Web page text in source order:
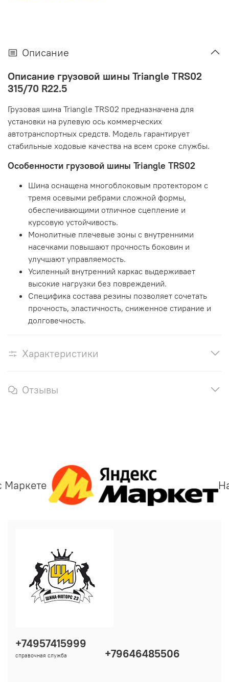
Описание
Описание грузовой шины Triangle TRS02
315/70 R22.5
Грузовая шина Triangle TRS02 предназначена для
установки на рулевую ось коммерческих
автотранспортных средств. Модель гарантирует
стабильные ходовые качества на всем сроке службы.
Особенности грузовой шины Triangle TRS02
Шина оснащена многоблоковым протектором с
тремя осевыми ребрами сложной формы,
обеспечивающими отличное сцепление и
курсовую устойчивость.
Монолитные плечевые зоны с внутренними
насечками повышают прочность боковин и
улучшают управляемость.
Усиленный внутренний каркас выдерживает
высокие нагрузки без повреждений.
Специфика состава резины позволяет сочетать
прочность, эластичность, сниженное стирание и
долговечность.
Характеристики
Отзывы
Маркете
+74957415999
справочная служба +79646485506